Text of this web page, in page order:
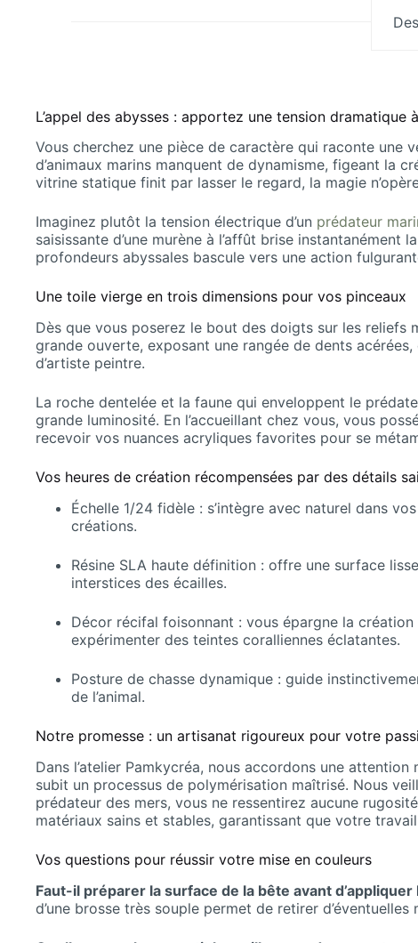
L’appel des abysses : apportez une tension dramatique
Vous cherchez une pièce de caractère qui raconte une
d’animaux marins manquent de dynamisme, figeant la
vitrine statique finit par lasser le regard, la magie
Imaginez plutôt la tension électrique d’un prédateur
saisissante d’une murène à l’affût brise
profondeurs abyssales bascule vers une action
Une toile vierge en trois dimensions pour vos pinceaux
Dès que vous poserez le bout des doigts sur les reliefs
grande ouverte, exposant une rangée de dents
d’artiste peintre.
La roche dentelée et la faune qui enveloppent le
grande luminosité. En l’accueillant chez vous, vous
recevoir vos nuances acryliques favorites pour se
Vos heures de création récompensées par des détails
Échelle 1/24 fidèle : s’intègre avec naturel dans
créations.
Résine SLA haute définition : offre une surface
interstices des écailles.
Décor récifal foisonnant : vous épargne la
expérimenter des teintes coralliennes éclatantes.
Posture de chasse dynamique : guide
de l’animal.
Notre promesse : un artisanat rigoureux pour votre
Dans l’atelier Pamkycréa, nous accordons une
subit un processus de polymérisation maîtrisé. Nous
prédateur des mers, vous ne ressentirez aucune
matériaux sains et stables, garantissant que votre
Vos questions pour réussir votre mise en couleurs
Faut-il préparer la surface de la bête avant
d’une brosse très souple permet de retirer